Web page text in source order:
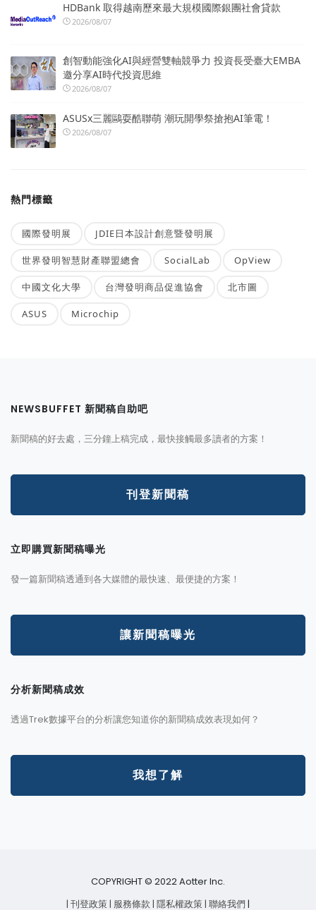
HDBank 取得越南歷來最大規模國際銀團社會貸款
2026/08/07
創智動能強化AI與經營雙軸競爭力 投資長受臺大EMBA
邀分享AI時代投資思維
2026/08/07
ASUSx三麗鷗耍酷聯萌 潮玩開學祭搶抱AI筆電！
2026/08/07
熱門標籤
國際發明展 JDIE日本設計創意暨發明展
世界發明智慧財產聯盟總會 SocialLab OpView
中國文化大學 台灣發明商品促進協會 北市圖
ASUS Microchip
NEWSBUFFET 新聞稿自助吧
新聞稿的好去處，三分鐘上稿完成，最快接觸最多讀者的方案！
刊登新聞稿
立即購買新聞稿曝光
發一篇新聞稿透通到各大媒體的最快速、最便捷的方案！
讓新聞稿曝光
分析新聞稿成效
透過Trek數據平台的分析讓您知道你的新聞稿成效表現如何？
我想了解
COPYRIGHT © 2022 Aotter Inc.
| 刊登政策 | 服務條款 | 隱私權政策 | 聯絡我們 |